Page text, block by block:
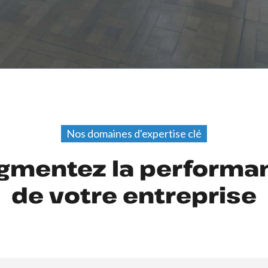
Nos domaines d'expertise clé
la
de votre entreprise